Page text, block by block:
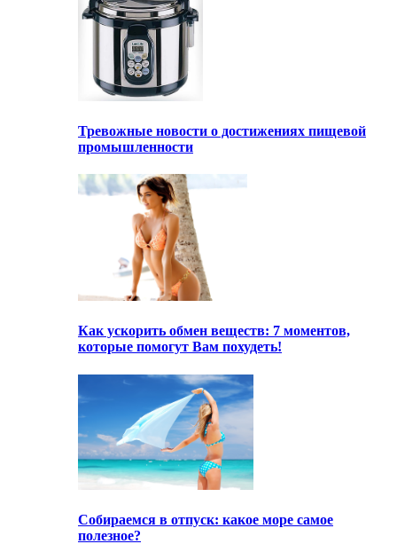
Тревожные новости о достижениях пищевой
промышленности
Как ускорить обмен веществ: 7 моментов,
которые помогут Вам похудеть!
Собираемся в отпуск: какое море самое
полезное?